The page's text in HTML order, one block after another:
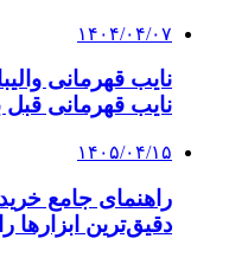
۱۴۰۴/۰۴/۰۷
نایب قهرمانی
نایب قهرمانی قبل
۱۴۰۵/۰۴/۱۵
راهنمای جامع
دقیق‌ترین ابزارها